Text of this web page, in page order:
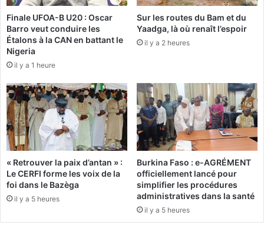
o
u
p
a
u
v
e
y
K
o
n
é
e
F
r
a
n
c
?
Finale UFOA-B U20 : Oscar
Barro veut conduire les
Étalons à la CAN en battant le
Nigeria
il y a 1 heure
Sur les routes du Bam et du
Yaadga, là où renaît l’espoir
il y a 2 heures
« Retrouver la paix d’antan » :
Le CERFI forme les voix de la
foi dans le Bazèga
il y a 5 heures
Burkina Faso : e-AGRÉMENT
officiellement lancé pour
simplifier les procédures
administratives dans la santé
il y a 5 heures